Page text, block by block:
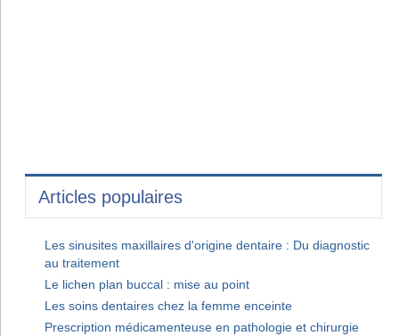
Articles populaires
Les sinusites maxillaires d'origine dentaire : Du diagnostic
au traitement
Le lichen plan buccal : mise au point
Les soins dentaires chez la femme enceinte
Prescription médicamenteuse en pathologie et chirurgie